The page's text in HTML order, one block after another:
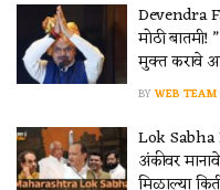
Devendra
मोठी
मुक्त करावे
BYWEB TEAM
Lok Sabha
अंकीवर